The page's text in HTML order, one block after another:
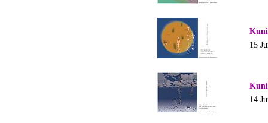
15
14